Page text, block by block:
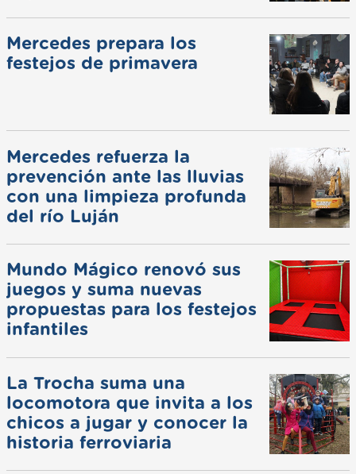
Mercedes prepara los
festejos de primavera
Mercedes refuerza la
prevención ante las lluvias
con una limpieza profunda
del río Luján
Mundo Mágico renovó sus
juegos y suma nuevas
propuestas para los festejos
infantiles
La Trocha suma una
locomotora que invita a los
chicos a jugar y conocer la
historia ferroviaria